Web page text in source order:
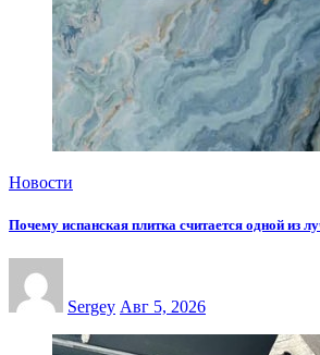
Новости
Почему испанская плитка считается одной из
Sergey Авг 5, 2026